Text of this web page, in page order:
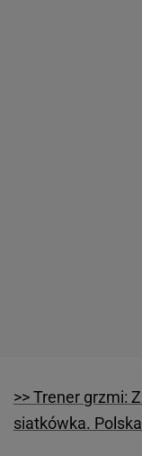
>> Trener grzmi:
siatkówka.